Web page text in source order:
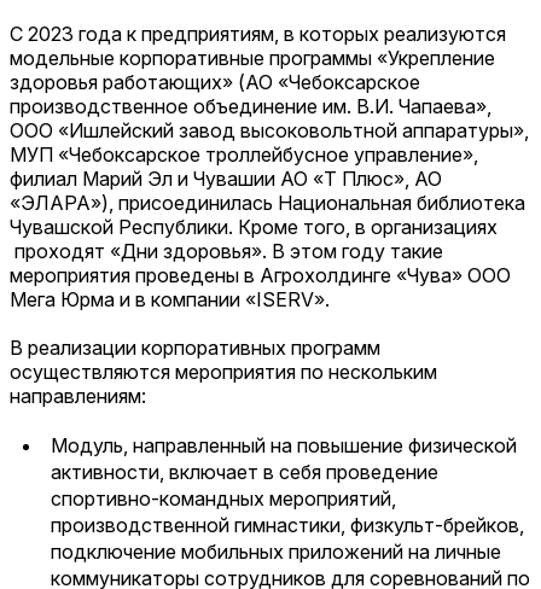
С 2023 года к предприятиям, в которых реализуются
модельные корпоративные программы «Укрепление
здоровья работающих» (АО «Чебоксарское
производственное объединение им. В.И. Чапаева»,
ООО «Ишлейский завод высоковольтной аппаратуры»,
МУП «Чебоксарское троллейбусное управление»,
филиал Марий Эл и Чувашии АО «Т Плюс», АО
«ЭЛАРА»), присоединилась Национальная библиотека
Чувашской Республики. Кроме того, в организациях
проходят «Дни здоровья». В этом году такие
мероприятия проведены в Агрохолдинге «Чува» ООО
Мега Юрма и в компании «ISERV».
В реализации корпоративных программ
осуществляются мероприятия по нескольким
направлениям:
Модуль, направленный на повышение физической
активности, включает в себя проведение
спортивно-командных мероприятий,
производственной гимнастики, физкульт-брейков,
подключение мобильных приложений на личные
коммуникаторы сотрудников для соревнований по